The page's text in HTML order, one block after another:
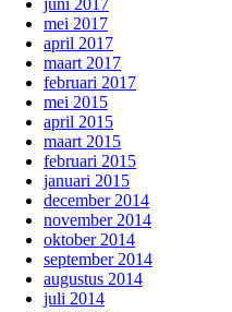
juni 2017
mei 2017
april 2017
maart 2017
februari 2017
mei 2015
april 2015
maart 2015
februari 2015
januari 2015
december 2014
november 2014
oktober 2014
september 2014
augustus 2014
juli 2014